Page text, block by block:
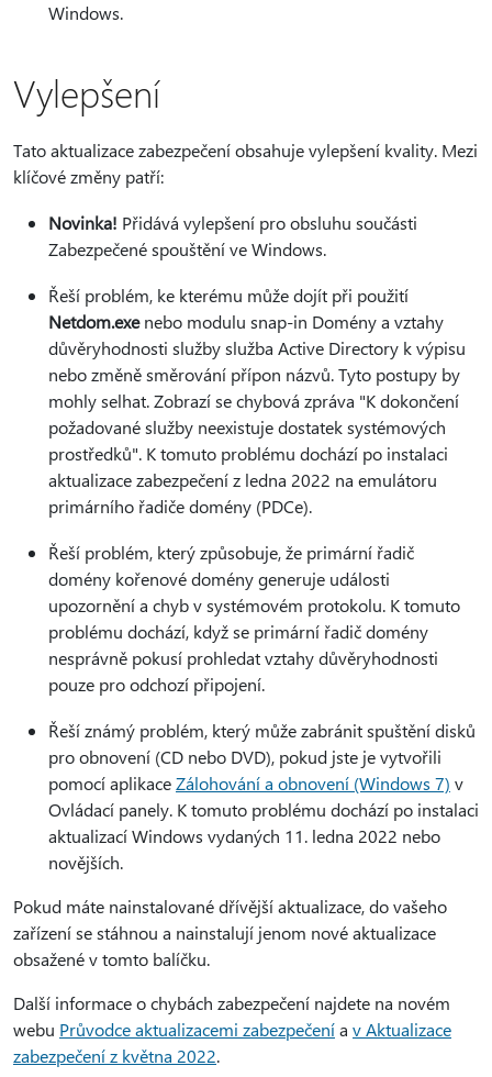
Windows.
Vylepšení
Tato aktualizace zabezpečení obsahuje vylepšení kvality. Mezi
klíčové změny patří:
Novinka! Přidává vylepšení pro obsluhu součásti
Zabezpečené spouštění ve Windows.
Řeší problém, ke kterému může dojít při použití
Netdom.exenebo modulu snap-in Domény a vztahy
důvěryhodnosti služby služba Active Directory k výpisu
nebo změně směrování přípon názvů. Tyto postupy by
mohly selhat. Zobrazí se chybová zpráva "K dokončení
požadované služby neexistuje dostatek systémových
prostředků". K tomuto problému dochází po instalaci
aktualizace zabezpečení z ledna 2022 na emulátoru
primárního řadiče domény (PDCe).
Řeší problém, který způsobuje, že primární řadič
domény kořenové domény generuje události
upozornění a chyb v systémovém protokolu. K tomuto
problému dochází, když se primární řadič domény
nesprávně pokusí prohledat vztahy důvěryhodnosti
pouze pro odchozí připojení.
Řeší známý problém, který může zabránit spuštění disků
pro obnovení (CD nebo DVD), pokud jste je vytvořili
pomocí aplikaceZálohování a obnovení (Windows 7) v
Ovládací panely. K tomuto problému dochází po instalaci
aktualizací Windows vydaných 11. ledna 2022 nebo
novějších.
Pokud máte nainstalované dřívější aktualizace, do vašeho
zařízení se stáhnou a nainstalují jenom nové aktualizace
obsažené v tomto balíčku.
Další informace o chybách zabezpečení najdete na novém
webu Průvodce aktualizacemi zabezpečenía v Aktualizace
zabezpečení z května 2022.